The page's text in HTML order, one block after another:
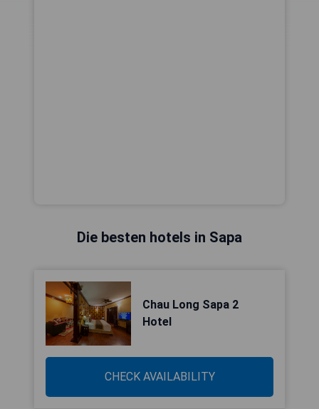
Die besten hotels in Sapa
Chau Long Sapa 2
Hotel
CHECK AVAILABILITY